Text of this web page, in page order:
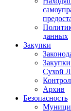
данных
Закупки
Сухой
Архив
Безопасность